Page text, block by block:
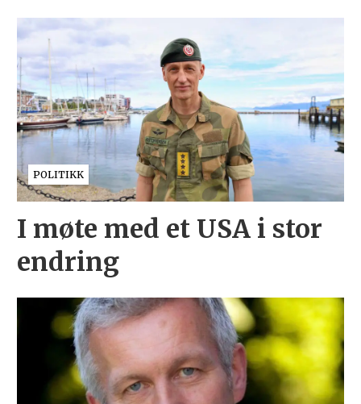
POLITIKK
I møte med et USA i stor
endring